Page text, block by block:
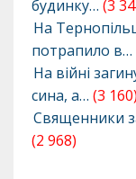
будинку… (3
На
потрапило в…
На війні
сина, а… (3 160)
Священники
(2 968)